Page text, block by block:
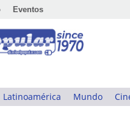
Eventos
Latinoamérica Mundo